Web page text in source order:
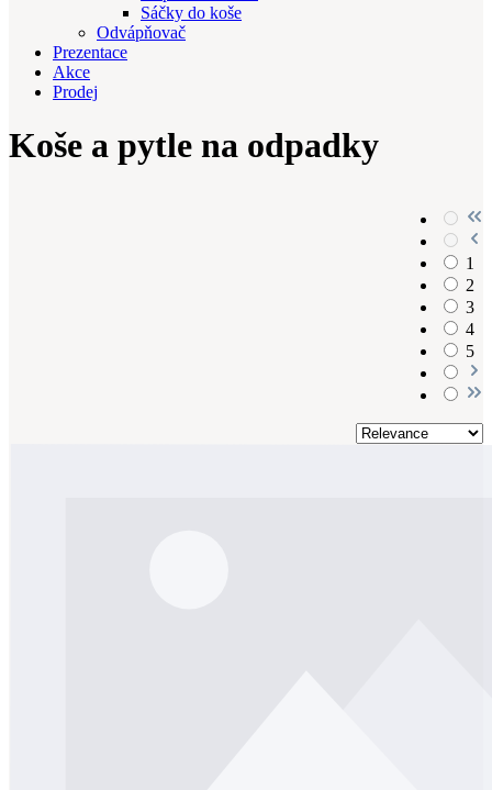
Sáčky do koše
Odvápňovač
Prezentace
Akce
Prodej
Koše a pytle na odpadky
1
2
3
4
5